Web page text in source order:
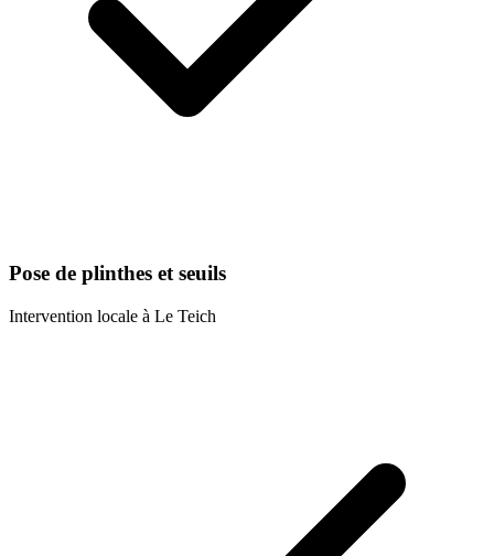
Pose de plinthes et seuils
Intervention locale à Le Teich